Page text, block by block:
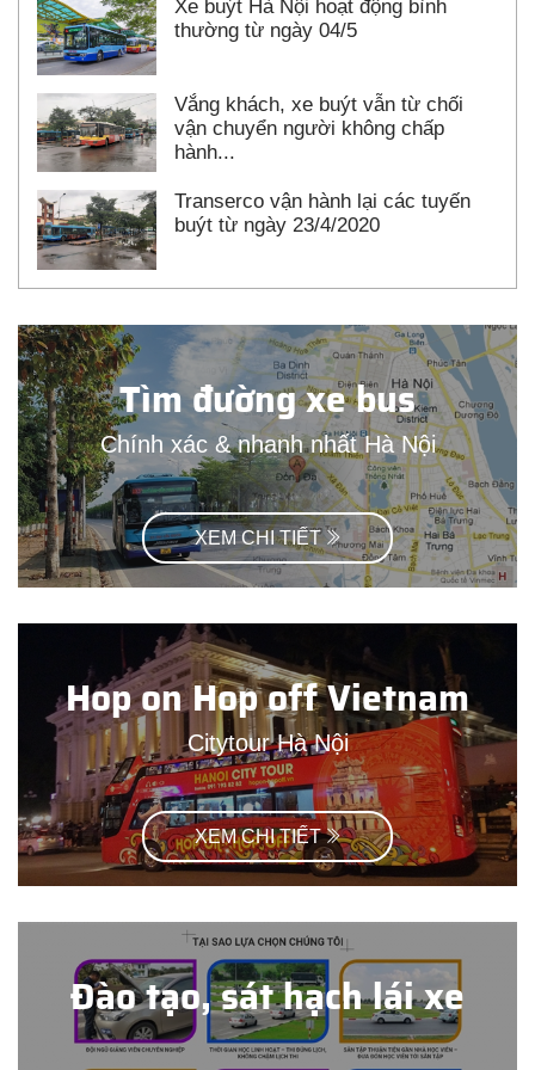
Xe buýt Hà Nội hoạt động bình
thường từ ngày 04/5
Vắng khách, xe buýt vẫn từ chối
vận chuyển người không chấp
hành...
Transerco vận hành lại các tuyến
buýt từ ngày 23/4/2020
Tìm đường xe bus
Chính xác & nhanh nhất Hà Nội
XEM CHI TIẾT
Hop on Hop off Vietnam
Citytour Hà Nội
XEM CHI TIẾT
Đào tạo, sát hạch lái xe